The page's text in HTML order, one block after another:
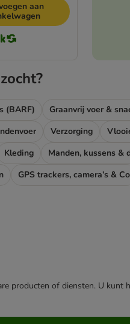
aan
(BARF) Graanvrij voer &
Verzorging
Kleding Manden, kussens &
GPS trackers, camera’s & Co
producten of diensten. U